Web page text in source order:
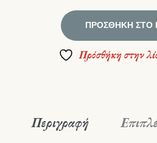
ΠΡΟΣΘΉΚΗ ΣΤΟ
Πρόσθήκη στην
Περιγραφή